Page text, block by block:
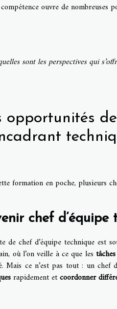
ouvre de nombreuses
sont les perspectives qui
opportunités
formation en poche, plusieurs
chef d’équipe
de chef d’équipe technique est
où l’on veille à ce que les
Mais ce n’est pas tout : un chef
rapidement etcoordonner